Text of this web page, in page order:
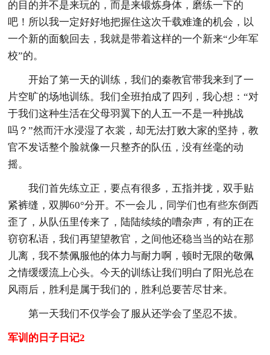
的目的并不是来玩的，而是来锻炼身体，磨练一下的
吧！所以我一定好好地把握住这次千载难逢的机会，以
一个新的面貌回去，我就是带着这样的一个新来“少年军
校”的。
开始了第一天的训练，我们的秦教官带我来到了一
片空旷的场地训练。我们全班拍成了四列，我心想：“对
于我们这种生活在父母羽翼下的人五一不是一种挑战
吗？”然而汗水浸湿了衣裳，却无法打败大家的坚持，教
官不发话整个脸就像一只整齐的队伍，没有丝毫的动
摇。
我们首先练立正，要点有很多，五指并拢，双手贴
紧裤缝，双脚60°分开。不一会儿，同学们也有些东倒西
歪了，从队伍里传来了，陆陆续续的嘈杂声，有的正在
窃窃私语，我们再望望教官，之间他还稳当当的站在那
儿离，我不禁佩服他的体力与耐力啊，顿时无限的敬佩
之情缓缓流上心头。今天的训练让我们明白了阳光总在
风雨后，胜利是属于我们的，胜利总要苦尽甘来。
第一天我们不仅学会了服从还学会了坚忍不拔。
军训的日子日记2